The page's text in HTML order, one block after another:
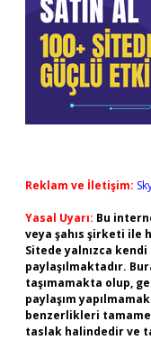
Reklam ve İletişim:
Yasal Uyarı: Bu
veya şahıs şirketi ile
Sitede yalnızca kendi
paylaşılmaktadır.
taşımamakta olup,
paylaşım
benzerlikleri
taslak halindedir ve